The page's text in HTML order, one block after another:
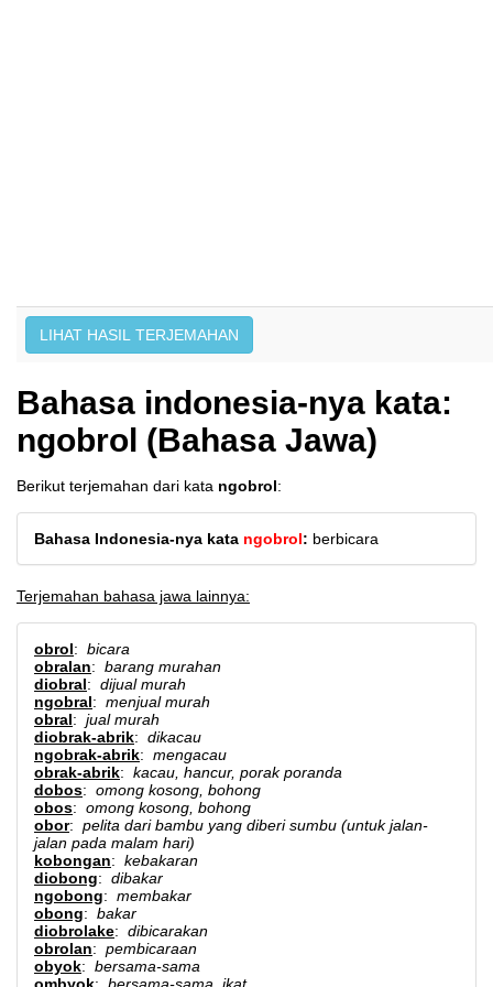
Bahasa indonesia-nya kata:
ngobrol (Bahasa Jawa)
Berikut terjemahan dari kata ngobrol:
Bahasa Indonesia-nya kata ngobrol: berbicara
Terjemahan bahasa jawa lainnya:
obrol: bicara
obralan: barang murahan
diobral: dijual murah
ngobral: menjual murah
obral: jual murah
diobrak-abrik: dikacau
ngobrak-abrik: mengacau
obrak-abrik: kacau, hancur, porak poranda
dobos: omong kosong, bohong
obos: omong kosong, bohong
obor: pelita dari bambu yang diberi sumbu (untuk jalan-
jalan pada malam hari)
kobongan: kebakaran
diobong: dibakar
ngobong: membakar
obong: bakar
diobrolake: dibicarakan
obrolan: pembicaraan
obyok: bersama-sama